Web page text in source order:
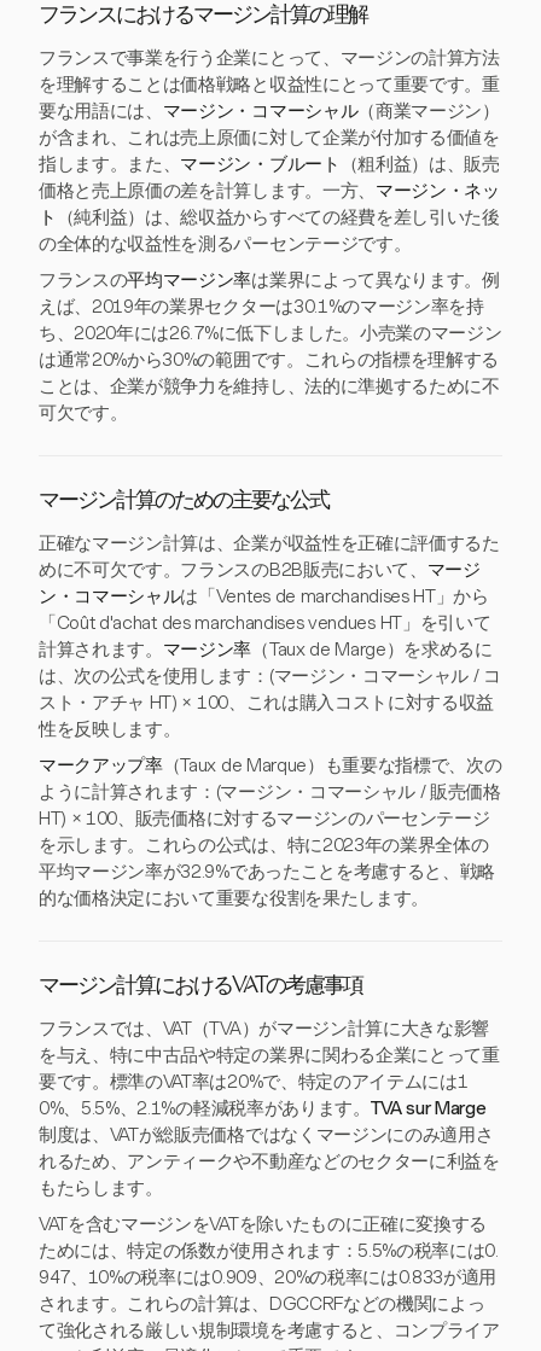
フランスにおけるマージン計算の理解
フランスで事業を行う企業にとって、マージンの計算方法
を理解することは価格戦略と収益性にとって重要です。重
要な用語には、 マージン・コマーシャル（商業マージン）
が含まれ、これは売上原価に対して企業が付加する価値を
指します。また、 マージン・ブルート
（粗利益）は、販売
価格と売上原価の差を計算します。一方、 マージン・ネッ
ト
（純利益）は、総収益からすべての経費を差し引いた後
の全体的な収益性を測るパーセンテージです。
フランスの平均マージン率は業界によって異なります。例
えば、2019年の業界セクターは30.1%のマージン率を持
ち、2020年には26.7%に低下しました。小売業のマージン
は通常20%から30%の範囲です。これらの指標を理解する
ことは、企業が競争力を維持し、法的に準拠するために不
可欠です。
マージン計算のための主要な公式
正確なマージン計算は、企業が収益性を正確に評価するた
めに不可欠です。フランスのB2B販売において、 マージ
ン・コマーシャルは「Ventes de marchandises HT」から
「Coût d'achat des marchandises vendues HT」を引いて
計算されます。 マージン率 （Taux de Marge）を求めるに
は、次の公式を使用します：(マージン・コマーシャル / コ
スト・アチャ HT) × 100、これは購入コストに対する収益
性を反映します。
マークアップ率（Taux de Marque）も重要な指標で、次の
ように計算されます：(マージン・コマーシャル / 販売価格
HT) × 100、販売価格に対するマージンのパーセンテージ
を示します。これらの公式は、特に2023年の業界全体の
平均マージン率が32.9%であったことを考慮すると、戦略
的な価格決定において重要な役割を果たします。
マージン計算におけるVATの考慮事項
フランスでは、VAT（TVA）がマージン計算に大きな影響
を与え、特に中古品や特定の業界に関わる企業にとって重
要です。標準のVAT率は20%で、特定のアイテムには1
0%、5.5%、2.1%の軽減税率があります。 TVA sur Marge
制度は、VATが総販売価格ではなくマージンにのみ適用さ
れるため、アンティークや不動産などのセクターに利益を
もたらします。
VATを含むマージンをVATを除いたものに正確に変換する
ためには、特定の係数が使用されます：5.5%の税率には0.
947、10%の税率には0.909、20%の税率には0.833が適用
されます。これらの計算は、DGCCRFなどの機関によっ
て強化される厳しい規制環境を考慮すると、コンプライア